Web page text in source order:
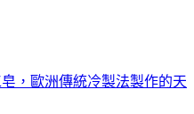
，歐洲傳統冷製法製作的天